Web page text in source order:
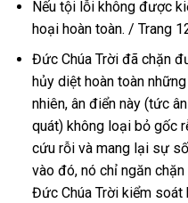
Nếu tội lỗi không được
hoại hoàn toàn. / Trang
Đức Chúa Trời đã chặn
hủy diệt hoàn toàn
nhiên, ân điển này (tức
quát) không loại bỏ gốc
cứu rỗi và mang lại sự
vào đó, nó chỉ ngăn
Đức Chúa Trời kiểm